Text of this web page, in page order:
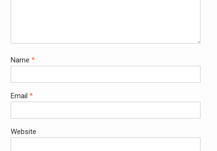
Name *
Email *
Website